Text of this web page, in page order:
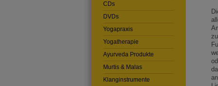
CDs
DVDs
Yogapraxis
Yogatherapie
Ayurveda Produkte
Murtis & Malas
Klanginstrumente